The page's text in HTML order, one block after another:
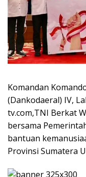
Komandan
(Dankodaeral) IV,
tv.com,TNI Berkat
bersama
bantuan
Provinsi Sumatera